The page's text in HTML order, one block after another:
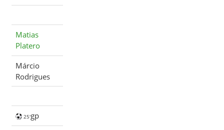
Matias
Platero
Márcio
Rodrigues
25'gp